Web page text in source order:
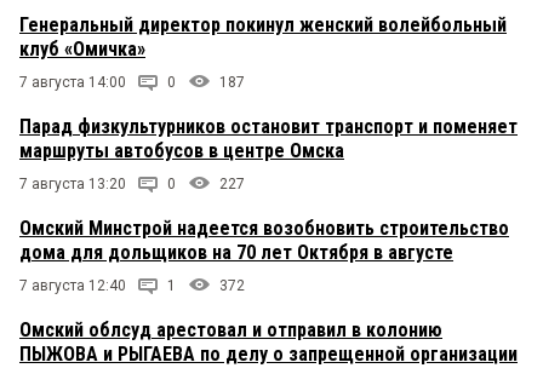
Генеральный директор покинул женский волейбольный
клуб «Омичка»
7 августа 14:00 0 187
Парад физкультурников остановит транспорт и поменяет
маршруты автобусов в центре Омска
7 августа 13:20 0 227
Омский Минстрой надеется возобновить строительство
дома для дольщиков на 70 лет Октября в августе
7 августа 12:40 1 372
Омский облсуд арестовал и отправил в колонию
ПЫЖОВА и РЫГАЕВА по делу о запрещенной организации